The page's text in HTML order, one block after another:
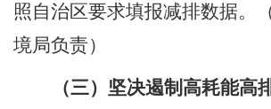
照自治区要求填报减排数据。
境局负责）
（三）坚决遏制高耗能高